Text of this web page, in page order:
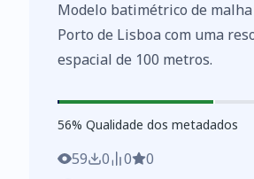
dados abertos e à reutilização
informações do setor público
Modelo batimétrico de
Porto de Lisboa com uma
espacial de 100 metros.
56%
56% Qualidade dos metadados
59 0 0 0